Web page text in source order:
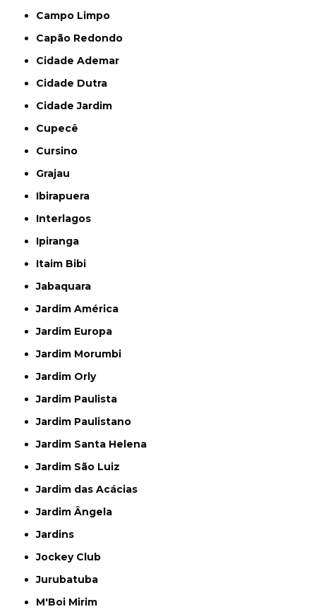
Campo Limpo
Capão Redondo
Cidade Ademar
Cidade Dutra
Cidade Jardim
Cupecê
Cursino
Grajau
Ibirapuera
Interlagos
Ipiranga
Itaim Bibi
Jabaquara
Jardim América
Jardim Europa
Jardim Morumbi
Jardim Orly
Jardim Paulista
Jardim Paulistano
Jardim Santa Helena
Jardim São Luiz
Jardim das Acácias
Jardim Ângela
Jardins
Jockey Club
Jurubatuba
M'Boi Mirim